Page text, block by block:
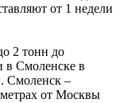
от 1 недели
2 тонн до
в Смоленске в
Смоленск –
от Москвы